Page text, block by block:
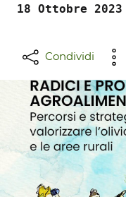
18 Ottobre 2023
Condividi